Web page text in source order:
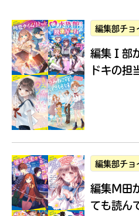
編集部チョ
編集Ｉ部
ドキの
編集部チョ
編集M田
ても読ん